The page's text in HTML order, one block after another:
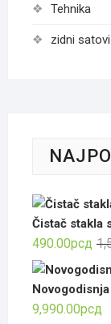
Tehnika
zidni satovi
Čistač stakla
490.00рсд
9,990.00рсд